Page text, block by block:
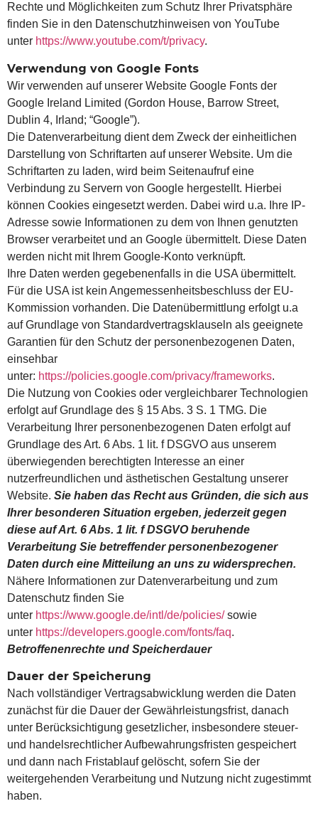
Rechte und Möglichkeiten zum Schutz Ihrer Privatsphäre
finden Sie in den Datenschutzhinweisen von YouTube
unter https://www.youtube.com/t/privacy.
Verwendung von Google Fonts
Wir verwenden auf unserer Website Google Fonts der
Google Ireland Limited (Gordon House, Barrow Street,
Dublin 4, Irland; “Google”).
Die Datenverarbeitung dient dem Zweck der einheitlichen
Darstellung von Schriftarten auf unserer Website. Um die
Schriftarten zu laden, wird beim Seitenaufruf eine
Verbindung zu Servern von Google hergestellt. Hierbei
können Cookies eingesetzt werden. Dabei wird u.a. Ihre IP-
Adresse sowie Informationen zu dem von Ihnen genutzten
Browser verarbeitet und an Google übermittelt. Diese Daten
werden nicht mit Ihrem Google-Konto verknüpft.
Ihre Daten werden gegebenenfalls in die USA übermittelt.
Für die USA ist kein Angemessenheitsbeschluss der EU-
Kommission vorhanden. Die Datenübermittlung erfolgt u.a
auf Grundlage von Standardvertragsklauseln als geeignete
Garantien für den Schutz der personenbezogenen Daten,
einsehbar
unter: https://policies.google.com/privacy/frameworks.
Die Nutzung von Cookies oder vergleichbarer Technologien
erfolgt auf Grundlage des § 15 Abs. 3 S. 1 TMG. Die
Verarbeitung Ihrer personenbezogenen Daten erfolgt auf
Grundlage des Art. 6 Abs. 1 lit. f DSGVO aus unserem
überwiegenden berechtigten Interesse an einer
nutzerfreundlichen und ästhetischen Gestaltung unserer
Website. Sie haben das Recht aus Gründen, die sich aus
Ihrer besonderen Situation ergeben, jederzeit gegen
diese auf Art. 6 Abs. 1 lit. f DSGVO beruhende
Verarbeitung Sie betreffender personenbezogener
Daten durch eine Mitteilung an uns zu widersprechen.
Nähere Informationen zur Datenverarbeitung und zum
Datenschutz finden Sie
unter https://www.google.de/intl/de/policies/sowie
unter https://developers.google.com/fonts/faq.
Betroffenenrechte und Speicherdauer
Dauer der Speicherung
Nach vollständiger Vertragsabwicklung werden die Daten
zunächst für die Dauer der Gewährleistungsfrist, danach
unter Berücksichtigung gesetzlicher, insbesondere steuer-
und handelsrechtlicher Aufbewahrungsfristen gespeichert
und dann nach Fristablauf gelöscht, sofern Sie der
weitergehenden Verarbeitung und Nutzung nicht zugestimmt
haben.